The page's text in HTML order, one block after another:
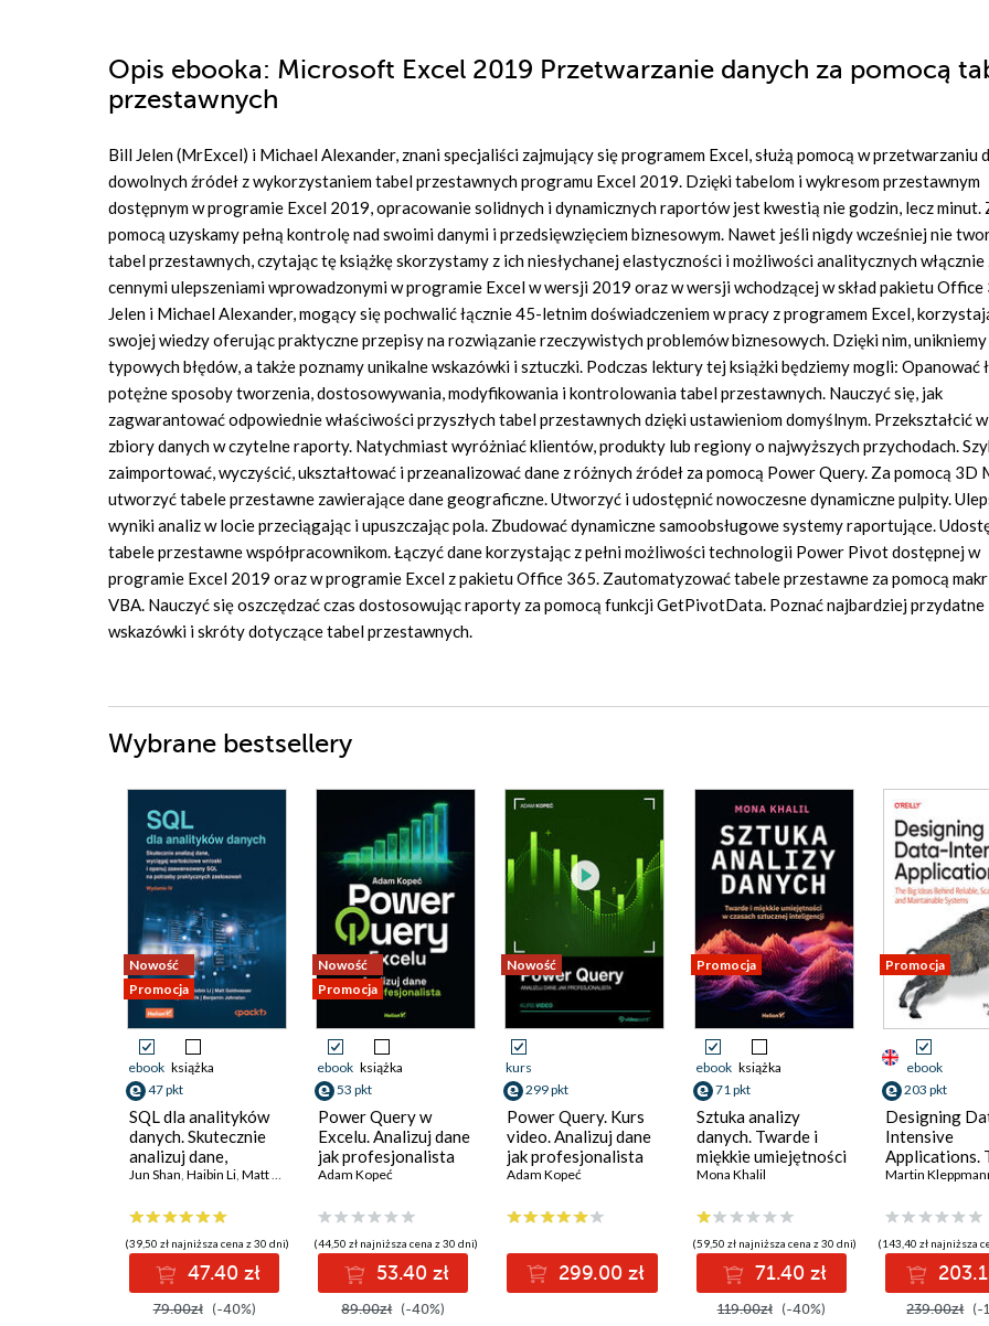
Opis ebooka: Microsoft Excel 2019 Przetwarzanie danych za pomocą
przestawnych
Bill Jelen (MrExcel) i Michael Alexander, znani specjaliści zajmujący się programem Excel, służą pomocą w przetwarzaniu
dowolnych źródeł z wykorzystaniem tabel przestawnych programu Excel 2019. Dzięki tabelom i wykresom przestawnym
dostępnym w programie Excel 2019, opracowanie solidnych i dynamicznych raportów jest kwestią nie godzin, lecz minut.
pomocą uzyskamy pełną kontrolę nad swoimi danymi i przedsięwzięciem biznesowym. Nawet jeśli nigdy wcześniej nie
tabel przestawnych, czytając tę książkę skorzystamy z ich niesłychanej elastyczności i możliwości analitycznych włącznie
cennymi ulepszeniami wprowadzonymi w programie Excel w wersji 2019 oraz w wersji wchodzącej w skład pakietu
Jelen i Michael Alexander, mogący się pochwalić łącznie 45-letnim doświadczeniem w pracy z programem Excel,
swojej wiedzy oferując praktyczne przepisy na rozwiązanie rzeczywistych problemów biznesowych. Dzięki nim, unikniemy
typowych błędów, a także poznamy unikalne wskazówki i sztuczki. Podczas lektury tej książki będziemy mogli: Opanować
potężne sposoby tworzenia, dostosowywania, modyfikowania i kontrolowania tabel przestawnych. Nauczyć się, jak
zagwarantować odpowiednie właściwości przyszłych tabel przestawnych dzięki ustawieniom domyślnym. Przekształcić
zbiory danych w czytelne raporty. Natychmiast wyróżniać klientów, produkty lub regiony o najwyższych przychodach.
zaimportować, wyczyścić, ukształtować i przeanalizować dane z różnych źródeł za pomocą Power Query. Za pomocą 3D
utworzyć tabele przestawne zawierające dane geograficzne. Utworzyć i udostępnić nowoczesne dynamiczne pulpity.
wyniki analiz w locie przeciągając i upuszczając pola. Zbudować dynamiczne samoobsługowe systemy raportujące.
tabele przestawne współpracownikom. Łączyć dane korzystając z pełni możliwości technologii Power Pivot dostępnej w
programie Excel 2019 oraz w programie Excel z pakietu Office 365. Zautomatyzować tabele przestawne za pomocą
VBA. Nauczyć się oszczędzać czas dostosowując raporty za pomocą funkcji GetPivotData. Poznać najbardziej przydatne
wskazówki i skróty dotyczące tabel przestawnych.
Wybrane bestsellery
Nowość
Promocja
ebook książka
47 pkt
SQL dla analityków
danych. Skutecznie
analizuj dane,
wyciągaj
i opanuj
zaawansowany SQL
na potrzeby
praktycznych
zastosowań.
Wydanie IV
Jun Shan, Haibin Li, Matt Goldwasser ,Upom Malik Benjamin Johnston
(39,50 zł najniższa cena z 30 dni)
47.40 zł
79.00zł (-40%)
Nowość
Promocja
ebook książka
53 pkt
Power Query w
Excelu. Analizuj dane
jak profesjonalista
Adam Kopeć
(44,50 zł najniższa cena z 30 dni)
53.40 zł
89.00zł (-40%)
Nowość
kurs
299 pkt
Power Query. Kurs
video. Analizuj dane
jak profesjonalista
Adam Kopeć
299.00 zł
Promocja
ebook książka
71 pkt
Sztuka analizy
danych. Twarde i
miękkie umiejętności
w czasach sztucznej
Mona Khalil
(59,50 zł najniższa cena z 30 dni)
71.40 zł
119.00zł (-40%)
Promocja
ebook
203 pkt
Designing
Intensive
Applications.
Ideas Behind
and
Systems. 2nd
Martin
(143,40 zł najniższa
239.00zł (-